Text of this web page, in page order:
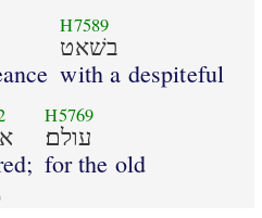
H7589
בשׁאט
with a despiteful
H5769
עולם׃
for the old